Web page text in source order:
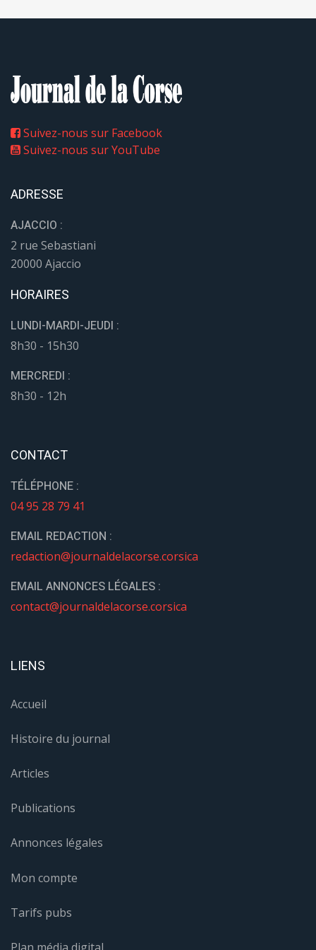
Suivez-nous sur Facebook
Suivez-nous sur YouTube
ADRESSE
AJACCIO :
2 rue Sebastiani
20000 Ajaccio
HORAIRES
LUNDI-MARDI-JEUDI :
8h30 - 15h30
MERCREDI :
8h30 - 12h
CONTACT
TÉLÉPHONE :
04 95 28 79 41
EMAIL REDACTION :
redaction@journaldelacorse.corsica
EMAIL ANNONCES LÉGALES :
contact@journaldelacorse.corsica
LIENS
Accueil
Histoire du journal
Articles
Publications
Annonces légales
Mon compte
Tarifs pubs